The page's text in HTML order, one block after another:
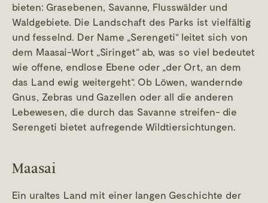
bieten: Grasebenen, Savanne, Flusswälder und
Waldgebiete. Die Landschaft des Parks ist vielfältig
und fesselnd. Der Name „Serengeti“ leitet sich von
dem Maasai-Wort „Siringet“ ab, was so viel bedeutet
wie offene, endlose Ebene oder „der Ort, an dem
das Land ewig weitergeht“. Ob Löwen, wandernde
Gnus, Zebras und Gazellen oder all die anderen
Lebewesen, die durch das Savanne streifen- die
Serengeti bietet aufregende Wildtiersichtungen.
Maasai
Ein uraltes Land mit einer langen Geschichte der